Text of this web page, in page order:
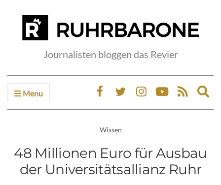
Journalisten bloggen das Revier
Menu
Wissen
48 Millionen Euro für Ausbau
der Universitätsallianz Ruhr